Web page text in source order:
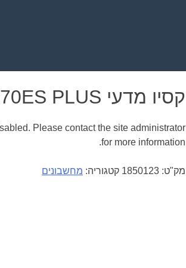
קסיו מדעי FX-570ES PLUS
Please contact the site administrator
for more information.
מק"ט: 1850123 קטגוריה: מחשבונים